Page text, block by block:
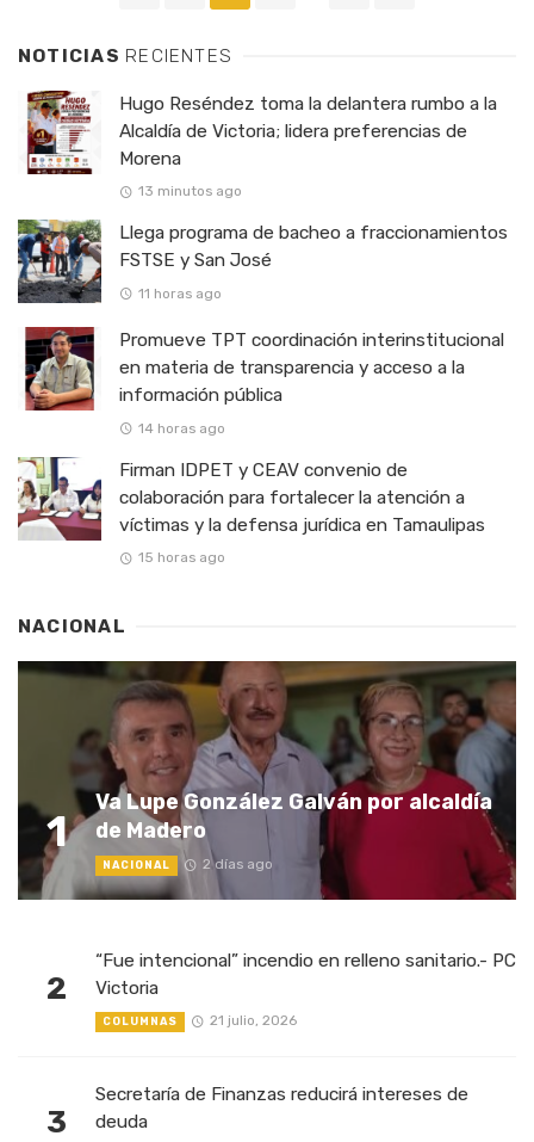
NOTICIAS RECIENTES
Hugo Reséndez toma la delantera rumbo a la
Alcaldía de Victoria; lidera preferencias de
Morena
13 minutos ago
Llega programa de bacheo a fraccionamientos
FSTSE y San José
11 horas ago
Promueve TPT coordinación interinstitucional
en materia de transparencia y acceso a la
información pública
14 horas ago
Firman IDPET y CEAV convenio de
colaboración para fortalecer la atención a
víctimas y la defensa jurídica en Tamaulipas
15 horas ago
NACIONAL
1
Va Lupe González Galván por alcaldía
de Madero
NACIONAL 2 días ago
2
“Fue intencional” incendio en relleno sanitario.- PC
Victoria
COLUMNAS 21 julio, 2026
3
Secretaría de Finanzas reducirá intereses de
deuda